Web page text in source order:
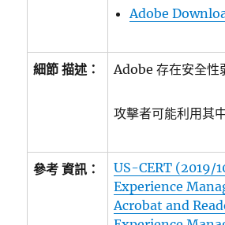
Adobe
細節 描述： Adobe 存在安全性
攻擊者可能利用其
參考 資訊：
US-CERT (2019/
Experience
Acrobat and